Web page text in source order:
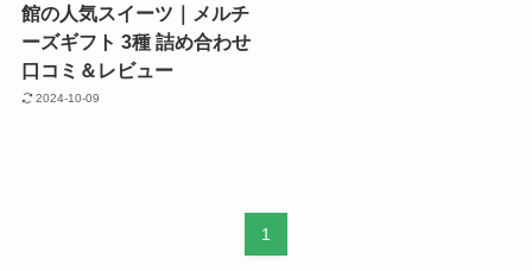
館の人気スイーツ｜メルチ
ーズギフト 3種 詰め合わせ
口コミ＆レビュー
2024-10-09
1